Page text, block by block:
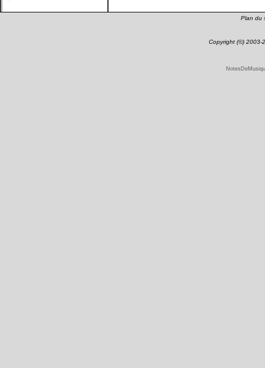
Plan du
Copyright (©) 2003-